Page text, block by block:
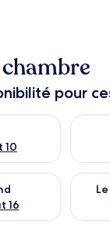
pour
10
pour ce soir
16
pour ce week-